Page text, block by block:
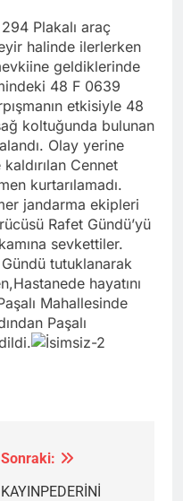
Plakalı araç
halinde ilerlerken
geldiklerinde
48 F 0639
etkisiyle 48
koltuğunda bulunan
Olay yerine
Cennet
kurtarılamadı.
jandarma ekipleri
Rafet Gündü’yü
sevkettiler.
tutuklanarak
hayatını
Mahallesinde
Paşalı
Sonraki:
KAYINPEDERİNİ